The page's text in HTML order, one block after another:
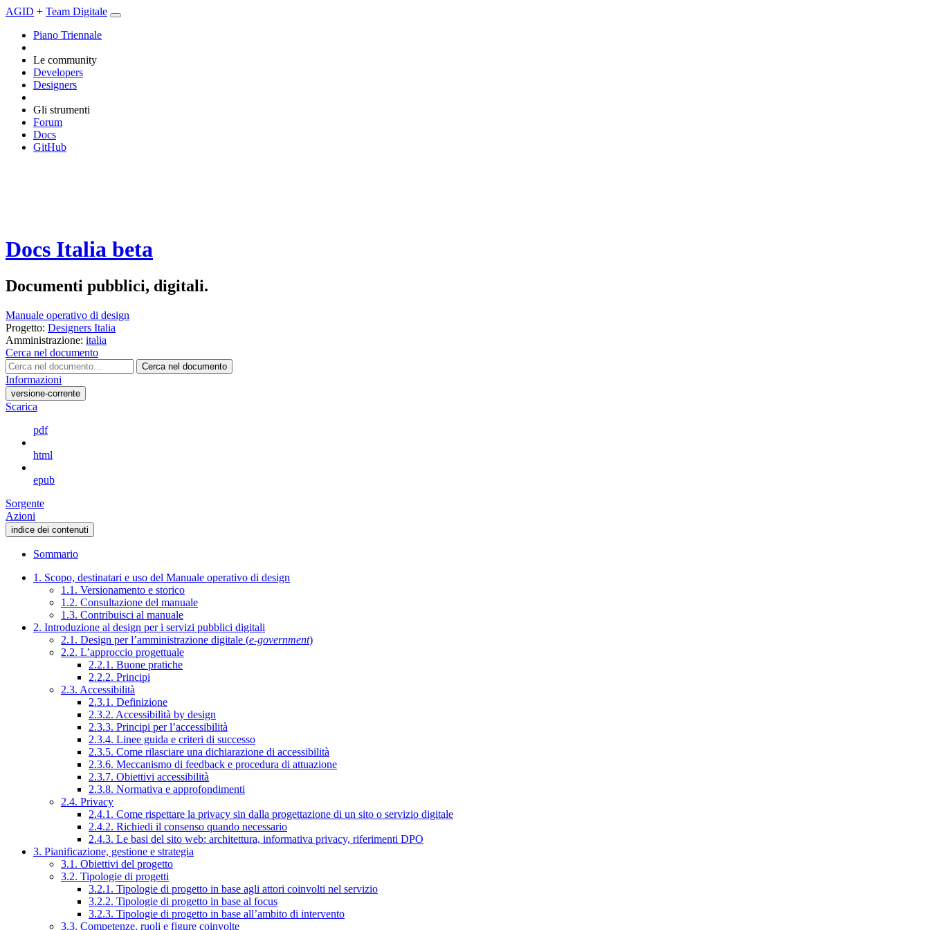
AGID + Team Digitale
Piano Triennale
Le community
Developers
Designers
Gli strumenti
Forum
Docs
GitHub
Docs Italia beta
Documenti pubblici, digitali.
Manuale operativo di design
Progetto: Designers Italia
Amministrazione: italia
Cerca nel documento
Cerca nel documento
Informazioni
versione-corrente
Scarica
pdf
html
epub
Sorgente
Azioni
indice dei contenuti
Sommario
1. Scopo, destinatari e uso del Manuale operativo di design
1.1. Versionamento e storico
1.2. Consultazione del manuale
1.3. Contribuisci al manuale
2. Introduzione al design per i servizi pubblici digitali
2.1. Design per l’amministrazione digitale (e-government)
2.2. L’approccio progettuale
2.2.1. Buone pratiche
2.2.2. Principi
2.3. Accessibilità
2.3.1. Definizione
2.3.2. Accessibilità by design
2.3.3. Principi per l’accessibilità
2.3.4. Linee guida e criteri di successo
2.3.5. Come rilasciare una dichiarazione di accessibilità
2.3.6. Meccanismo di feedback e procedura di attuazione
2.3.7. Obiettivi accessibilità
2.3.8. Normativa e approfondimenti
2.4. Privacy
2.4.1. Come rispettare la privacy sin dalla progettazione di un sito o servizio digitale
2.4.2. Richiedi il consenso quando necessario
2.4.3. Le basi del sito web: architettura, informativa privacy, riferimenti DPO
3. Pianificazione, gestione e strategia
3.1. Obiettivi del progetto
3.2. Tipologie di progetti
3.2.1. Tipologie di progetto in base agli attori coinvolti nel servizio
3.2.2. Tipologie di progetto in base al focus
3.2.3. Tipologie di progetto in base all’ambito di intervento
3.3. Competenze, ruoli e figure coinvolte